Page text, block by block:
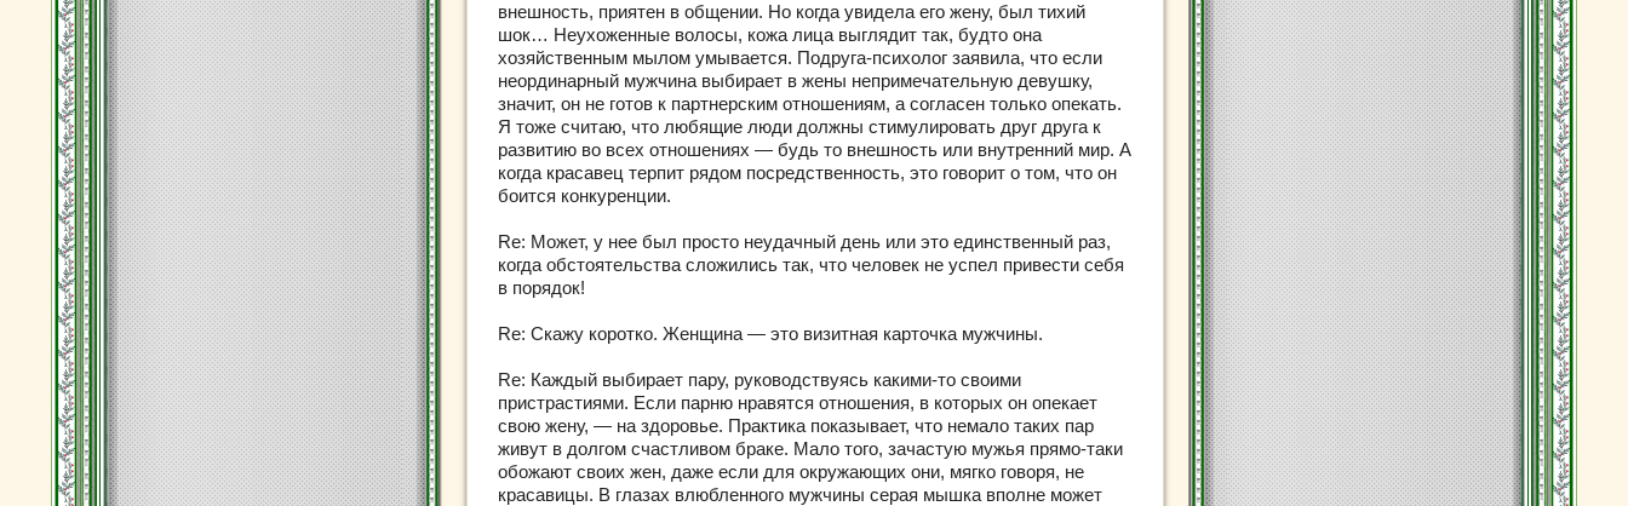
внешность, приятен в общении. Но когда увидела его жену, был тихий
шок… Неухоженные волосы, кожа лица выглядит так, будто она
хозяйственным мылом умывается. Подруга-психолог заявила, что если
неординарный мужчина выбирает в жены непримечательную девушку,
значит, он не готов к партнерским отношениям, а согласен только опекать.
Я тоже считаю, что любящие люди должны стимулировать друг друга к
развитию во всех отношениях — будь то внешность или внутренний мир. А
когда красавец терпит рядом посредственность, это говорит о том, что он
боится конкуренции.
Re: Может, у нее был просто неудачный день или это единственный раз,
когда обстоятельства сложились так, что человек не успел привести себя
в порядок!
Re: Скажу коротко. Женщина — это визитная карточка мужчины.
Re: Каждый выбирает пару, руководствуясь какими-то своими
пристрастиями. Если парню нравятся отношения, в которых он опекает
свою жену, — на здоровье. Практика показывает, что немало таких пар
живут в долгом счастливом браке. Мало того, зачастую мужья прямо-таки
обожают своих жен, даже если для окружающих они, мягко говоря, не
красавицы. В глазах влюбленного мужчины серая мышка вполне может